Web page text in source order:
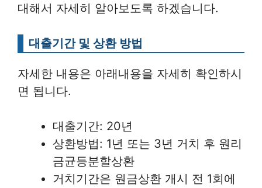
대해서 자세히 알아보도록 하겠습니다.
대출기간 및 상환 방법
자세한 내용은 아래내용을 자세히 확인하시
면 됩니다.
대출기간: 20년
상환방법: 1년 또는 3년 거치 후 원리
금균등분할상환
거치기간은 원금상환 개시 전 1회에